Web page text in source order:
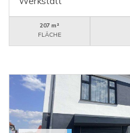
207 m²
FLÄCHE